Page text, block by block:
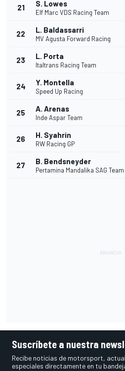
21 S. Lowes
Elf Marc VDS Racing Team
22 L. Baldassarri
MV Agusta Forward Racing
23 L. Porta
Italtrans Racing Team
24 Y. Montella
Speed Up Racing
25 A. Arenas
Inde Aspar Team
26 H. Syahrin
RW Racing GP
27 B. Bendsneyder
Pertamina Mandalika SAG Team
Suscríbete a nuestra
Recibe noticias de motorsport,
especiales directamente en tu